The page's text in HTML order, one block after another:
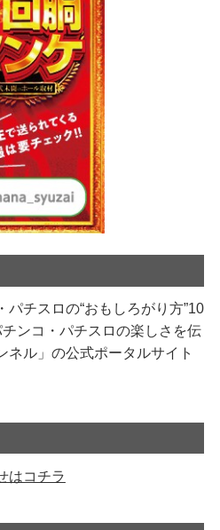
パチスロの“おもしろがり方”10
ンコ・パチスロの楽しさを伝
ネル」の公式ポータルサイト
はコチラ